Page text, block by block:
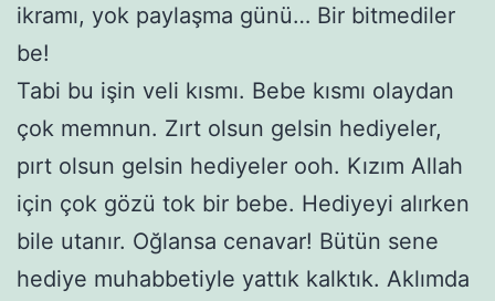
ikramı, yok paylaşma günü… Bir bitmediler
be!
Tabi bu işin veli kısmı. Bebe kısmı olaydan
çok memnun. Zırt olsun gelsin hediyeler,
pırt olsun gelsin hediyeler ooh. Kızım Allah
için çok gözü tok bir bebe. Hediyeyi alırken
bile utanır. Oğlansa cenavar! Bütün sene
hediye muhabbetiyle yattık kalktık. Aklımda